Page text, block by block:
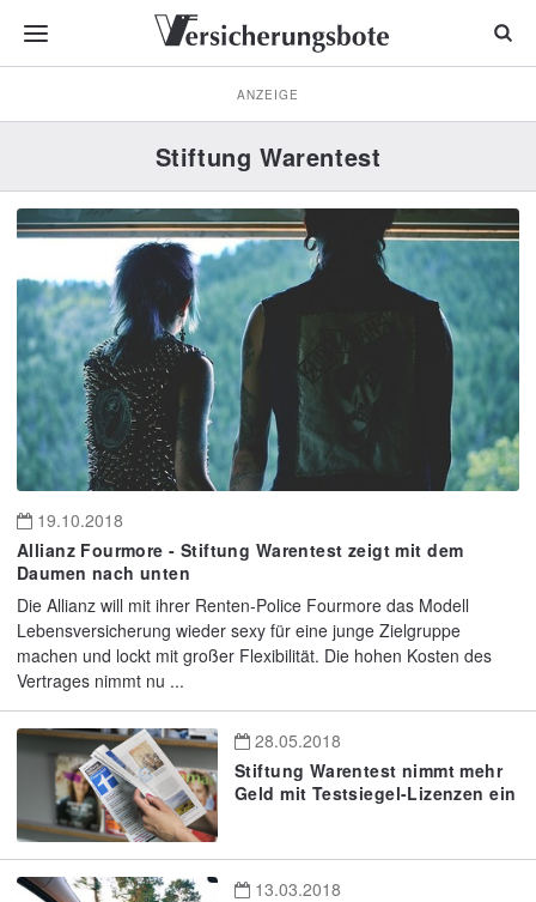
ANZEIGE
Stiftung Warentest
19.10.2018
Allianz Fourmore - Stiftung Warentest zeigt mit dem
Daumen nach unten
Die Allianz will mit ihrer Renten-Police Fourmore das Modell
Lebensversicherung wieder sexy für eine junge Zielgruppe
machen und lockt mit großer Flexibilität. Die hohen Kosten des
Vertrages nimmt nu ...
28.05.2018
Stiftung Warentest nimmt mehr
Geld mit Testsiegel-Lizenzen ein
13.03.2018